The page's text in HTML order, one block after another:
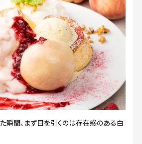
瞬間、まず目を引くのは存在感のある白